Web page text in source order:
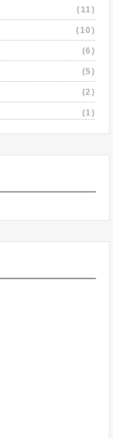
(11)
(10)
(6)
(5)
(2)
(1)